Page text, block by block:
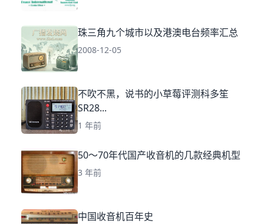
珠三角九个城市以及港澳电台频率汇总
2008-12-05
不吹不黑，说书的小草莓评测科多笙
SR28...
1 年前
50～70年代国产收音机的几款经典机型
3 年前
中国收音机百年史